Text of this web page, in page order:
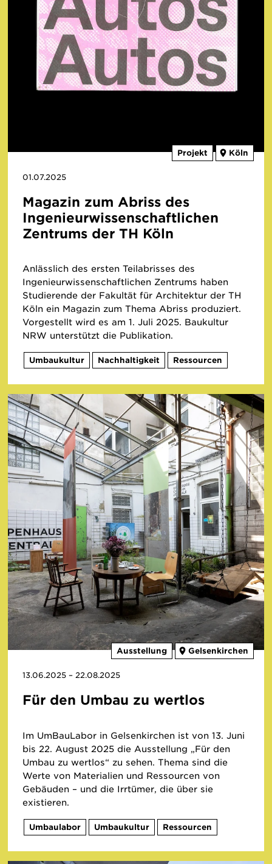
Projekt Köln
01.07.2025
Magazin zum Abriss des
Ingenieurwissenschaftlichen
Zentrums der TH Köln
Anlässlich des ersten Teilabrisses des
Ingenieurwissenschaftlichen Zentrums haben
Studierende der Fakultät für Architektur der TH
Köln ein Magazin zum Thema Abriss produziert.
Vorgestellt wird es am 1. Juli 2025. Baukultur
NRW unterstützt die Publikation.
Umbaukultur Nachhaltigkeit Ressourcen
Ausstellung Gelsenkirchen
13.06.2025 – 22.08.2025
Für den Umbau zu wertlos
Im UmBauLabor in Gelsenkirchen ist von 13. Juni
bis 22. August 2025 die Ausstellung „Für den
Umbau zu wertlos“ zu sehen. Thema sind die
Werte von Materialien und Ressourcen von
Gebäuden – und die Irrtümer, die über sie
existieren.
Umbaulabor Umbaukultur Ressourcen